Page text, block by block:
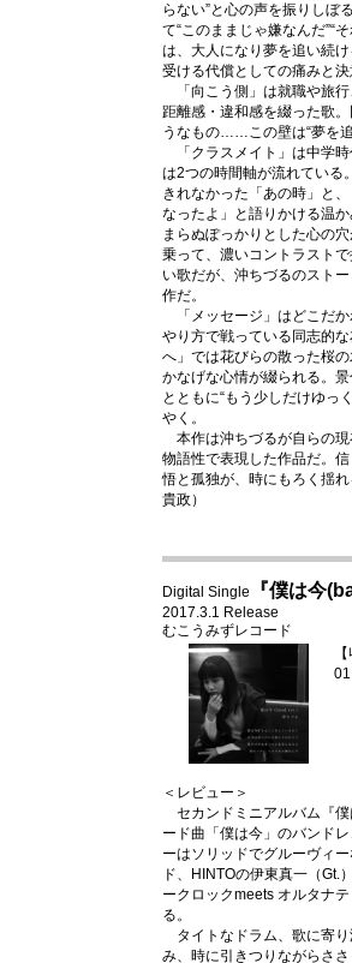
らない”と心の声を振りしぼ
て“このままじゃ嫌なんだ”“
は、大人になり夢を追い続
受ける代償としての痛みと
「向こう側」は就職や旅
距離感・違和感を綴った歌
うなもの……この壁は“夢を
「クラスメイト」は中学
は2つの時間軸が流れている
きれなかった「あの時」と
なったよ」と語りかける温
まらぬぽっかりとした心の
乗って、濃いコントラスト
い歌だが、沖ちづるのスト
作だ。
「メッセージ」はどこだ
やり方で戦っている同志的
へ」では花びらの散った桜
かなげな心情が綴られる。
とともに“もう少しだけゆっ
やく。
本作は沖ちづるが自らの
物語性で表現した作品だ。
悟と孤独が、時にもろく揺
貴政）
Digital Single 『僕は今
2017.3.1 Release
むこうみずレコード
＜レビュー＞
セカンドミニアルバム『
ード曲「僕は今」のバンド
ーはソリッドでグルーヴィ
ド、HINTOの伊東真一（Gt.
ークロックmeets オルタナ
る。
タイトなドラム、歌に寄
み、時に引きつりながらさ